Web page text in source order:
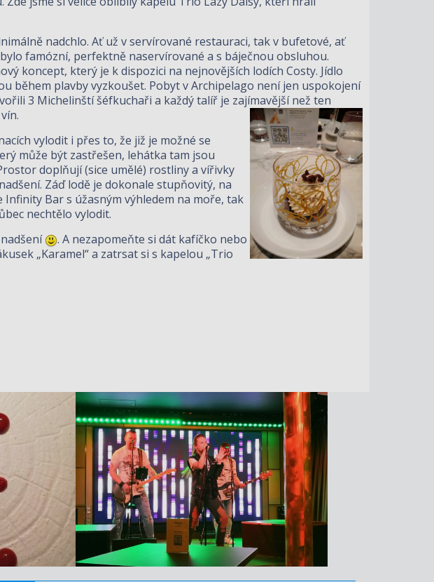
nadchlo. Ať už v servírované restauraci, tak v bufetové, ať
famózní, perfektně naservírované a s báječnou obsluhou.
koncept, který je k dispozici na nejnovějších lodích Costy. Jídlo
během plavby vyzkoušet. Pobyt v Archipelago není jen uspokojení
3 Michelinští šéfkuchaři a každý talíř je zajímavější než ten
vylodit i přes to, že již je možné se
může být zastřešen, lehátka tam jsou
doplňují (sice umělé) rostliny a vířivky
Záď lodě je dokonale stupňovitý, na
Infinity Bar s úžasným výhledem na moře, tak
nechtělo vylodit.
. A nezapomeňte si dát kafíčko nebo
„Karamel“ a zatrsat si s kapelou „Trio